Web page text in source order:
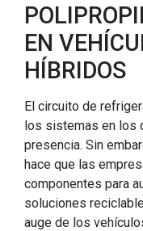
EN
HÍBRIDOS
El circuito de
los sistemas en los
presencia. Sin
hace que las
componentes para
soluciones
auge de los